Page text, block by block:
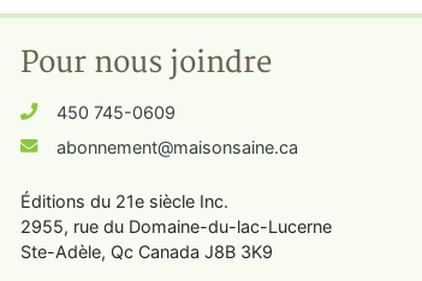
Pour nous joindre
450 745-0609
abonnement@maisonsaine.ca
Éditions du 21e siècle Inc.
2955, rue du Domaine-du-lac-Lucerne
Ste-Adèle, Qc Canada J8B 3K9